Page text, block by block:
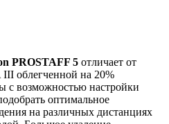
PROSTAFF 5 отличает от
облегченной на 20%
с возможностью настройки
оптимальное
на различных дистанциях